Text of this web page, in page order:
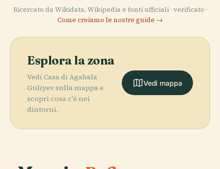
Ricercato da Wikidata, Wikipedia e fonti ufficiali · verificato ·
Come creiamo le nostre guide →
Esplora la zona
Vedi Casa di Agabala
Guliyev sulla mappa e
scopri cosa c'è nei
dintorni.
Vedi mappa